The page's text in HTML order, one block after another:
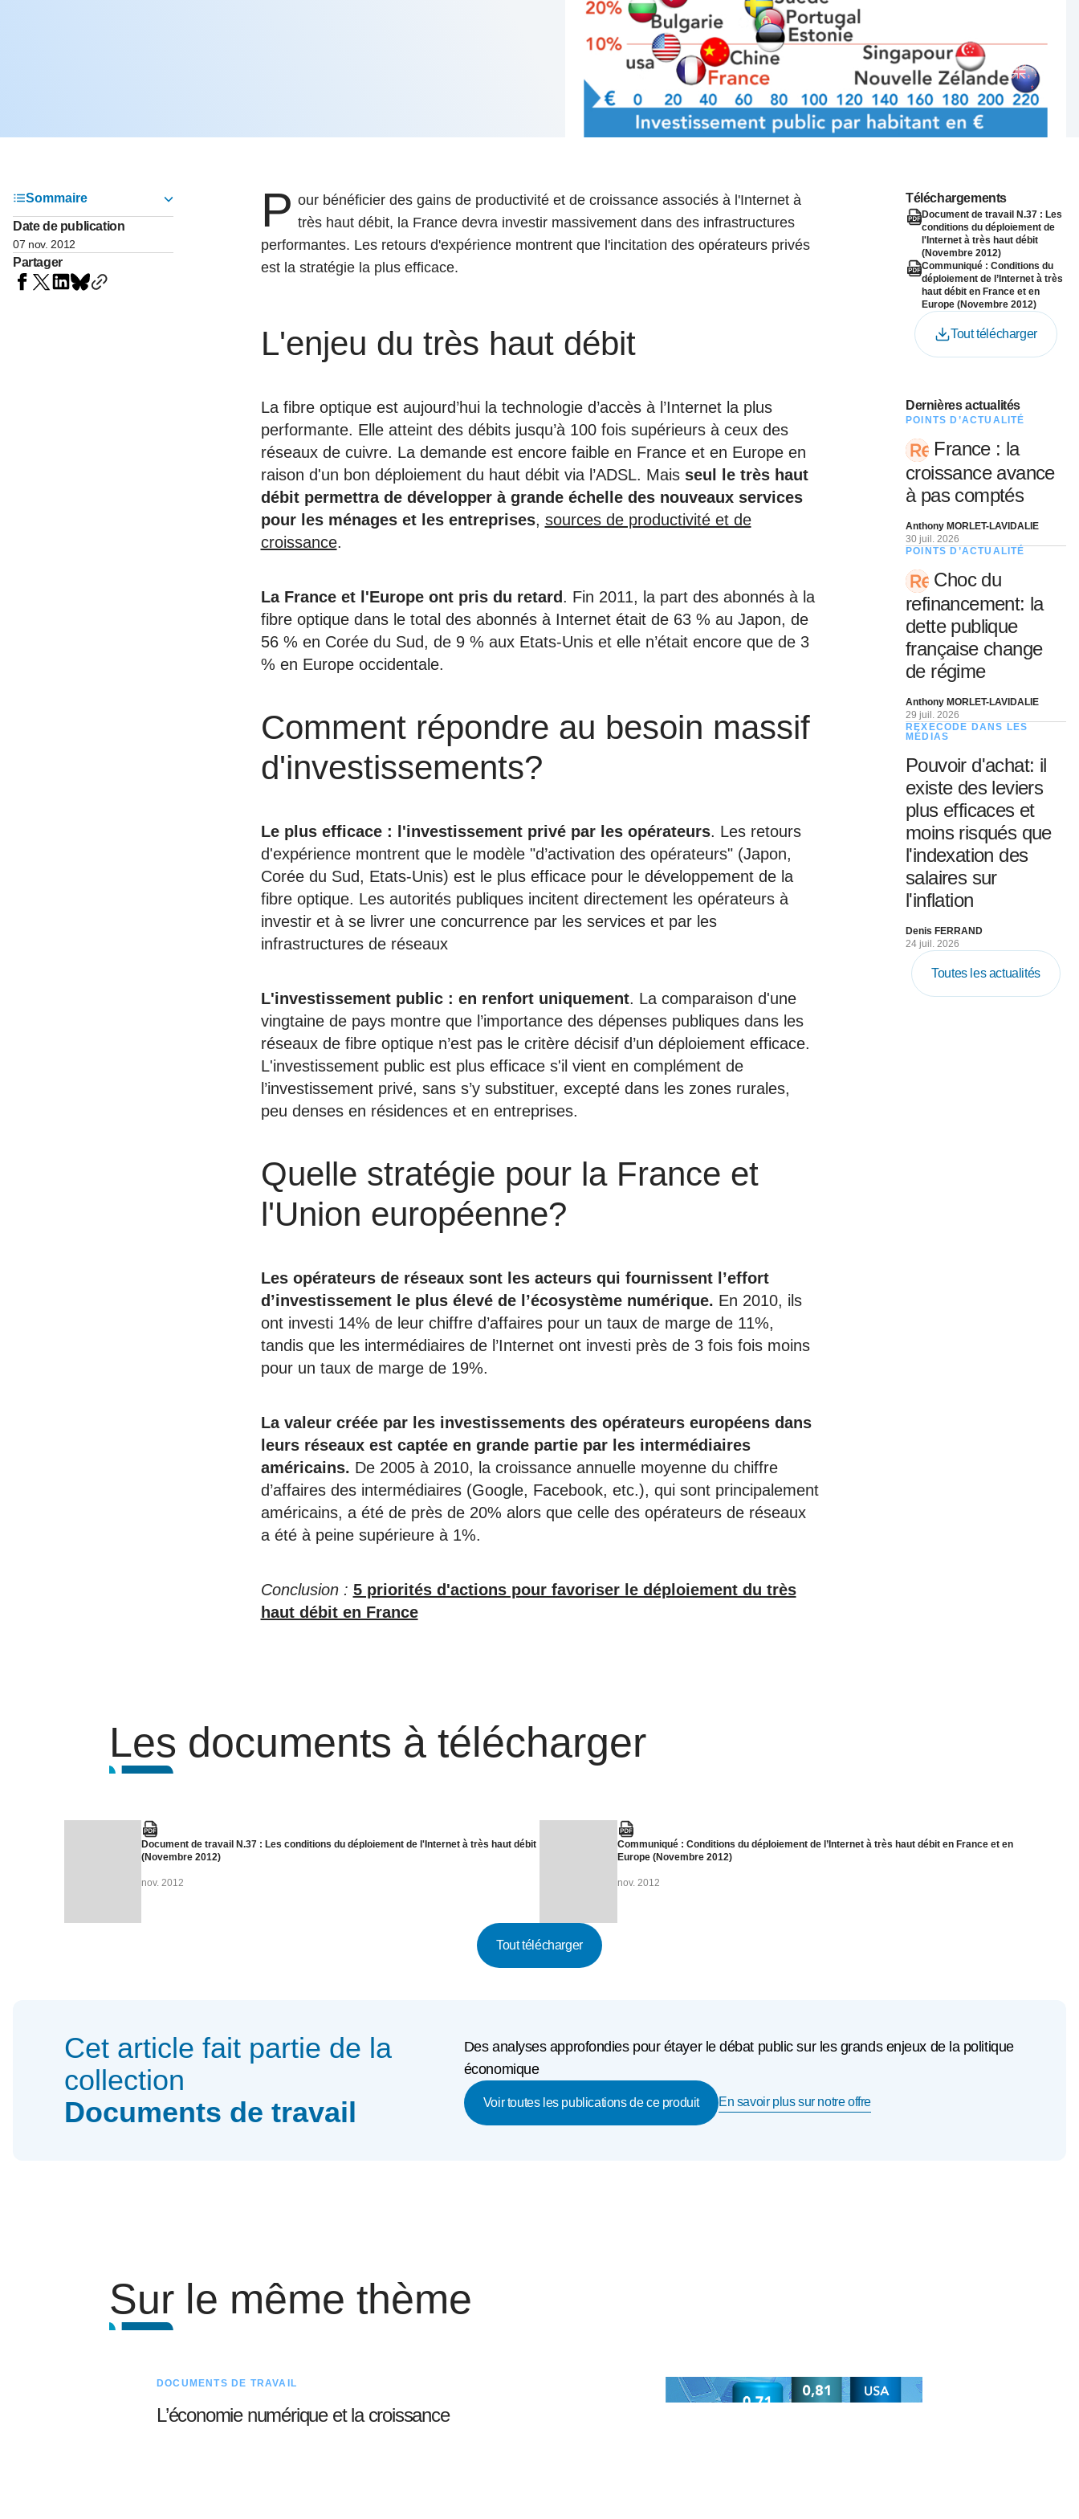
Voir tous les produits
Voir tous les économistes
l’Okavango
Voir toute la presse
d'Olivier Redoulès au Sénat pour
10 juil. 2025
Mieux concilier décarbonation et
croissance économique dans la
stratégie climat
Voir toutes les instances
Sommaire
Date de publication
07 nov. 2012
Partager
P our bénéficier des gains de productivité et de croissance associés à l'Internet à
très haut débit, la France devra investir massivement dans des infrastructures
performantes. Les retours d'expérience montrent que l'incitation des opérateurs privés
est la stratégie la plus efficace.
L'enjeu du très haut débit
La fibre optique est aujourd’hui la technologie d’accès à l’Internet la plus
performante. Elle atteint des débits jusqu’à 100 fois supérieurs à ceux des
réseaux de cuivre. La demande est encore faible en France et en Europe en
raison d'un bon déploiement du haut débit via l’ADSL. Mais seul le très haut
débit permettra de développer à grande échelle des nouveaux services
pour les ménages et les entreprises, sources de productivité et de
croissance.
La France et l'Europe ont pris du retard. Fin 2011, la part des abonnés à la
fibre optique dans le total des abonnés à Internet était de 63 % au Japon, de
56 % en Corée du Sud, de 9 % aux Etats-Unis et elle n’était encore que de 3
% en Europe occidentale.
Comment répondre au besoin massif
d'investissements?
Le plus efficace : l'investissement privé par les opérateurs. Les retours
d'expérience montrent que le modèle "d’activation des opérateurs" (Japon,
Corée du Sud, Etats-Unis) est le plus efficace pour le développement de la
fibre optique. Les autorités publiques incitent directement les opérateurs à
investir et à se livrer une concurrence par les services et par les
infrastructures de réseaux
L'investissement public : en renfort uniquement. La comparaison d'une
vingtaine de pays montre que l’importance des dépenses publiques dans les
réseaux de fibre optique n’est pas le critère décisif d’un déploiement efficace.
L'investissement public est plus efficace s'il vient en complément de
l’investissement privé, sans s’y substituer, excepté dans les zones rurales,
peu denses en résidences et en entreprises.
Quelle stratégie pour la France et
l'Union européenne?
Les opérateurs de réseaux sont les acteurs qui fournissent l’effort
d’investissement le plus élevé de l’écosystème numérique. En 2010, ils
ont investi 14% de leur chiffre d’affaires pour un taux de marge de 11%,
tandis que les intermédiaires de l’Internet ont investi près de 3 fois fois moins
pour un taux de marge de 19%.
La valeur créée par les investissements des opérateurs européens dans
leurs réseaux est captée en grande partie par les intermédiaires
américains. De 2005 à 2010, la croissance annuelle moyenne du chiffre
d’affaires des intermédiaires (Google, Facebook, etc.), qui sont principalement
américains, a été de près de 20% alors que celle des opérateurs de réseaux
a été à peine supérieure à 1%.
Conclusion : 5 priorités d'actions pour favoriser le déploiement du très
haut débit en France
Téléchargements
Document de travail N.37 : Les
conditions du déploiement de
l'Internet à très haut débit
(Novembre 2012)
Communiqué : Conditions du
déploiement de l’Internet à très
haut débit en France et en
Europe (Novembre 2012)
Tout télécharger
Dernières actualités
POINTS D’ACTUALITÉ
France : la
croissance avance
à pas comptés
Anthony MORLET-LAVIDALIE
30 juil. 2026
POINTS D’ACTUALITÉ
Choc du
refinancement: la
dette publique
française change
de régime
Anthony MORLET-LAVIDALIE
29 juil. 2026
REXECODE DANS LES
MÉDIAS
Pouvoir d'achat: il
existe des leviers
plus efficaces et
moins risqués que
l'indexation des
salaires sur
l'inflation
Denis FERRAND
24 juil. 2026
Toutes les actualités
Les documents à télécharger
Document de travail N.37 : Les conditions du déploiement de l'Internet à très haut débit
(Novembre 2012)
nov. 2012
Communiqué : Conditions du déploiement de l’Internet à très haut débit en France et en
Europe (Novembre 2012)
nov. 2012
Tout télécharger
Cet article fait partie de la
collection
Documents de travail
Des analyses approfondies pour étayer le débat public sur les grands enjeux de la politique
économique
Voir toutes les publications de ce produit En savoir plus sur notre offre
Sur le même thème
DOCUMENTS DE TRAVAIL
L’économie numérique et la croissance